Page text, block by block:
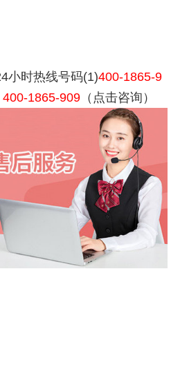
小时热线号码(1)400-1865-9
400-1865-909 （点击咨询）